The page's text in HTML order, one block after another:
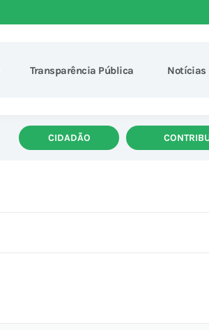
Transparência Pública Notícias
CIDADÃO